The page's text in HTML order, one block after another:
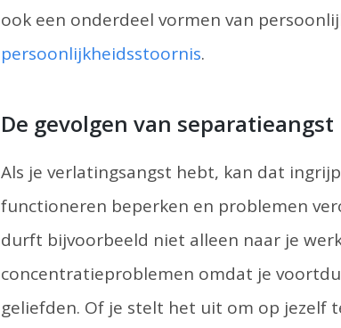
ook een onderdeel vormen van
persoonlijkheidsstoornis.
De gevolgen van separatieangst
Als je verlatingsangst hebt, kan dat
functioneren beperken en problemen
durft bijvoorbeeld niet alleen naar je
concentratieproblemen omdat je
geliefden. Of je stelt het uit om op jezelf